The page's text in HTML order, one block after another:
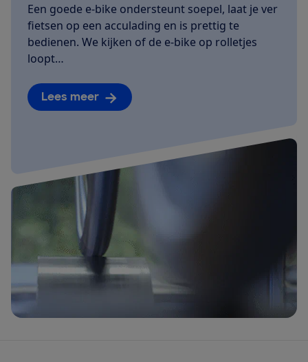
Een goede e-bike ondersteunt soepel, laat je ver
fietsen op een acculading en is prettig te
bedienen. We kijken of de e-bike op rolletjes
loopt…
Lees meer